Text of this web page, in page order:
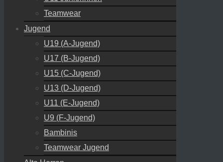
Teamwear
Jugend
U19 (A-Jugend)
U17 (B-Jugend)
U15 (C-Jugend)
U13 (D-Jugend)
U11 (E-Jugend)
U9 (F-Jugend)
Bambinis
Teamwear Jugend